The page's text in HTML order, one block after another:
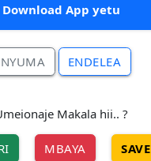
Download App yetu
NYUMA ENDELEA
Makala hii.. ?
MBAYA SAVE